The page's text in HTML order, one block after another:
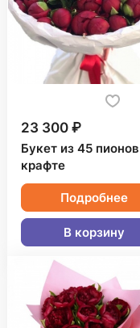
23 300 ₽
Букет из 45
крафте
Подробнее
В корзину